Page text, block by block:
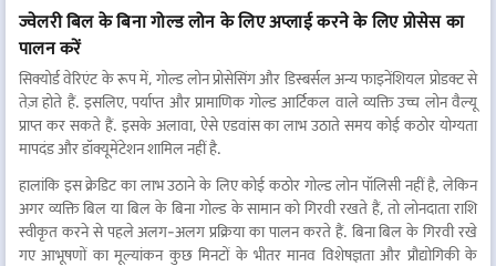
ज्वेलरी बिल के बिना गोल्ड लोन के लिए अप्लाई करने के लिए प्रोसेस का
पालन करें
सिक्योर्ड वेरिएंट के रूप में, गोल्ड लोन प्रोसेसिंग और डिस्बर्सल अन्य फाइनेंशियल प्रोडक्ट से
तेज़ होते हैं. इसलिए, पर्याप्त और प्रामाणिक गोल्ड आर्टिकल वाले व्यक्ति उच्च लोन वैल्यू
प्राप्त कर सकते हैं. इसके अलावा, ऐसे एडवांस का लाभ उठाते समय कोई कठोर योग्यता
मापदंड और डॉक्यूमेंटेशन शामिल नहीं है.
हालांकि इस क्रेडिट का लाभ उठाने के लिए कोई कठोर गोल्ड लोन पॉलिसी नहीं है, लेकिन
अगर व्यक्ति बिल या बिल के बिना गोल्ड के सामान को गिरवी रखते हैं, तो लोनदाता राशि
स्वीकृत करने से पहले अलग-अलग प्रक्रिया का पालन करते हैं. बिना बिल के गिरवी रखे
गए आभूषणों का मूल्यांकन कुछ मिनटों के भीतर मानव विशेषज्ञता और प्रौद्योगिकी के